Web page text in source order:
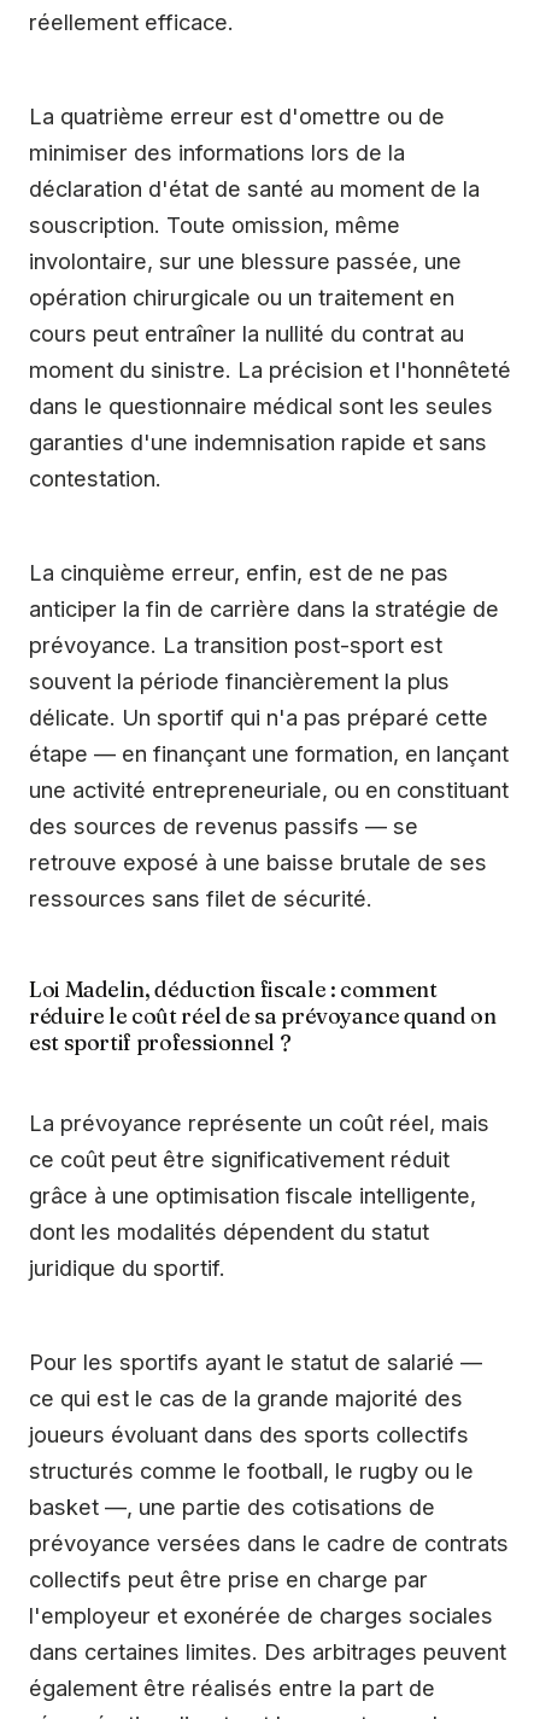
réellement efficace.
La quatrième erreur est d'omettre ou de
minimiser des informations lors de la
déclaration d'état de santé au moment de la
souscription. Toute omission, même
involontaire, sur une blessure passée, une
opération chirurgicale ou un traitement en
cours peut entraîner la nullité du contrat au
moment du sinistre. La précision et l'honnêteté
dans le questionnaire médical sont les seules
garanties d'une indemnisation rapide et sans
contestation.
La cinquième erreur, enfin, est de ne pas
anticiper la fin de carrière dans la stratégie de
prévoyance. La transition post-sport est
souvent la période financièrement la plus
délicate. Un sportif qui n'a pas préparé cette
étape — en finançant une formation, en lançant
une activité entrepreneuriale, ou en constituant
des sources de revenus passifs — se
retrouve exposé à une baisse brutale de ses
ressources sans filet de sécurité.
Loi Madelin, déduction fiscale : comment
réduire le coût réel de sa prévoyance quand on
est sportif professionnel ?
La prévoyance représente un coût réel, mais
ce coût peut être significativement réduit
grâce à une optimisation fiscale intelligente,
dont les modalités dépendent du statut
juridique du sportif.
Pour les sportifs ayant le statut de salarié —
ce qui est le cas de la grande majorité des
joueurs évoluant dans des sports collectifs
structurés comme le football, le rugby ou le
basket —, une partie des cotisations de
prévoyance versées dans le cadre de contrats
collectifs peut être prise en charge par
l'employeur et exonérée de charges sociales
dans certaines limites. Des arbitrages peuvent
également être réalisés entre la part de